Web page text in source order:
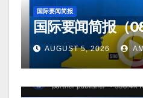
国际要闻简报
国际要闻简报（
AUGUST 5, 2026